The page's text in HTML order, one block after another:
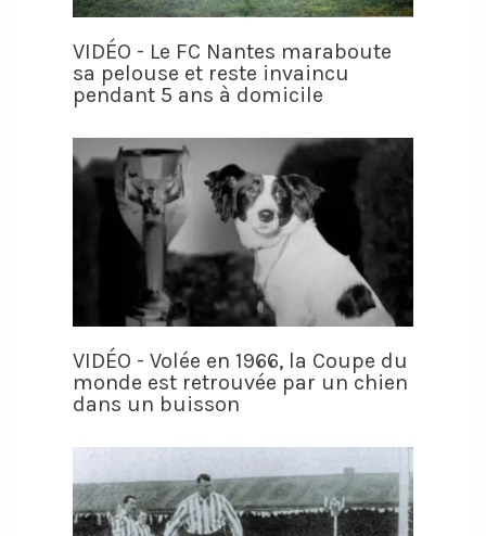
VIDÉO - Le FC Nantes maraboute
sa pelouse et reste invaincu
pendant 5 ans à domicile
VIDÉO - Volée en 1966, la Coupe du
monde est retrouvée par un chien
dans un buisson